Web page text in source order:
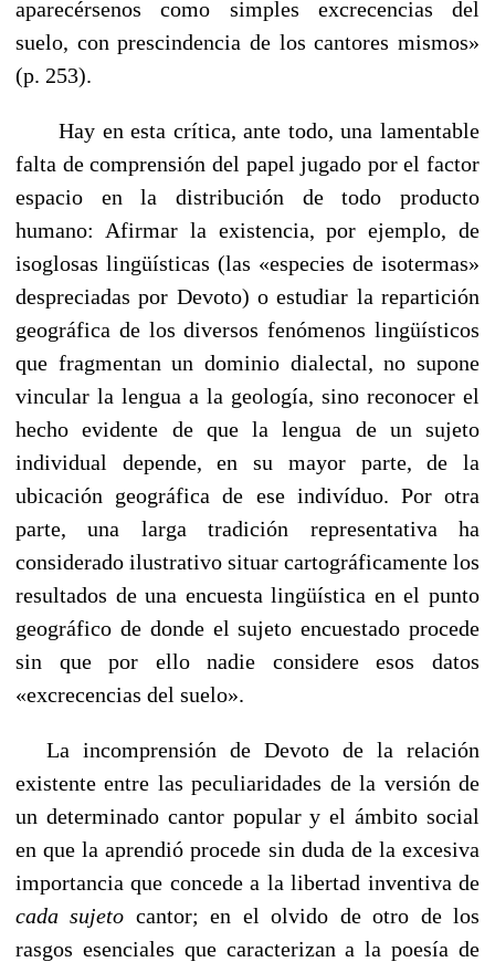
aparecérsenos como simples excrecencias del
suelo, con prescindencia de los cantores mismos»
(p. 253).
Hay en esta crítica, ante todo, una lamentable
falta de comprensión del papel jugado por el factor
espacio en la distribución de todo producto
humano: Afirmar la existencia, por ejemplo, de
isoglosas lingüísticas (las «especies de isotermas»
despreciadas por Devoto) o estudiar la repartición
geográfica de los diversos fenómenos lingüísticos
que fragmentan un dominio dialectal, no supone
vincular la lengua a la geología, sino reconocer el
hecho evidente de que la lengua de un sujeto
individual depende, en su mayor parte, de la
ubicación geográfica de ese indivíduo. Por otra
parte, una larga tradición representativa ha
considerado ilustrativo situar cartográficamente los
resultados de una encuesta lingüística en el punto
geográfico de donde el sujeto encuestado procede
sin que por ello nadie considere esos datos
«excrecencias del suelo».
La incomprensión de Devoto de la relación
existente entre las peculiaridades de la versión de
un determinado cantor popular y el ámbito social
en que la aprendió procede sin duda de la excesiva
importancia que concede a la libertad inventiva de
cada sujeto cantor; en el olvido de otro de los
rasgos esenciales que caracterizan a la poesía de